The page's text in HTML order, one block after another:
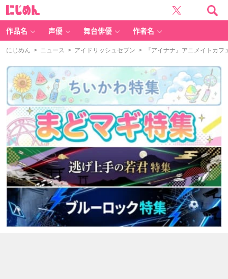
作品名 声優 舞台俳優 作者名
にじめん > ニュース > アイドリッシュセブン > 『アイナナ』アニメイトカフ